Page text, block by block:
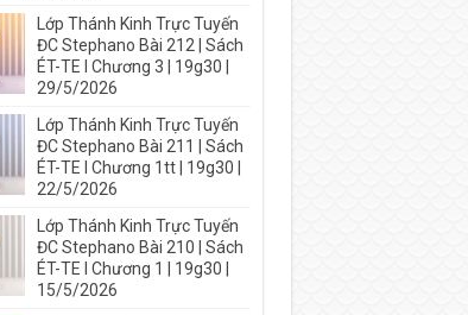
Lớp Thánh Kinh Trực Tuyến
ĐC Stephano Bài 212 | Sách
ÉT-TE I Chương 3 | 19g30 |
29/5/2026
Lớp Thánh Kinh Trực Tuyến
ĐC Stephano Bài 211 | Sách
ÉT-TE I Chương 1tt | 19g30 |
22/5/2026
Lớp Thánh Kinh Trực Tuyến
ĐC Stephano Bài 210 | Sách
ÉT-TE I Chương 1 | 19g30 |
15/5/2026